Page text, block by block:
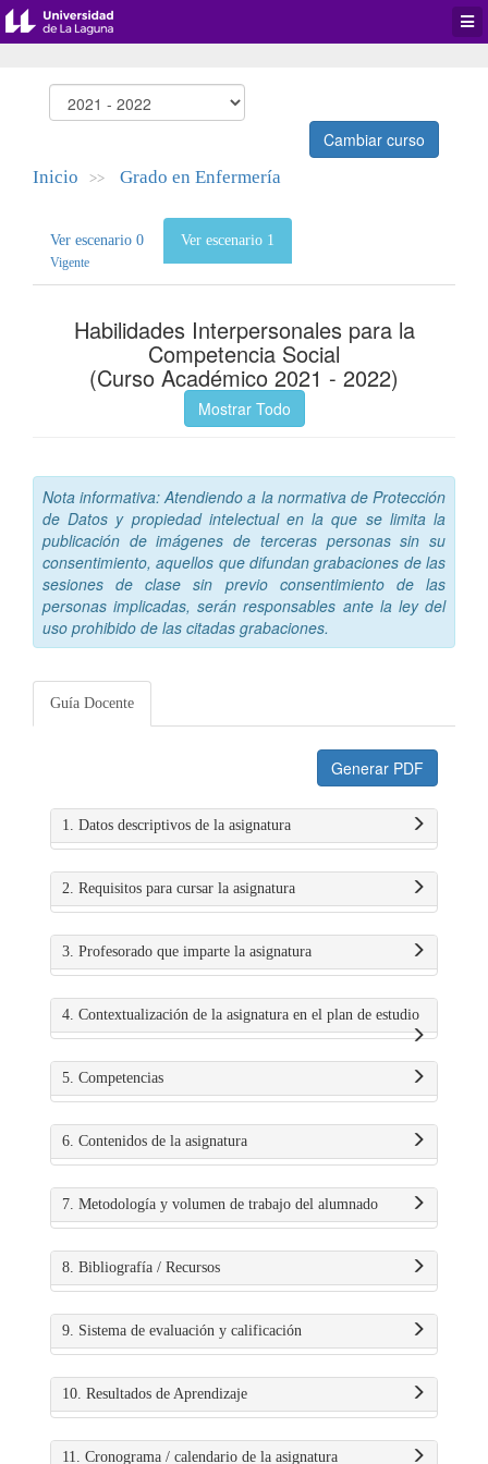
Cambiar curso
Inicio >> Grado en Enfermería
Ver escenario 0
Vigente
Ver escenario 1
Habilidades Interpersonales para la
Competencia Social
(Curso Académico 2021 - 2022)
Mostrar Todo
Nota informativa: Atendiendo a la normativa de Protección
de Datos y propiedad intelectual en la que se limita la
publicación de imágenes de terceras personas sin su
consentimiento, aquellos que difundan grabaciones de las
sesiones de clase sin previo consentimiento de las
personas implicadas, serán responsables ante la ley del
uso prohibido de las citadas grabaciones.
Guía Docente
Generar PDF
1. Datos descriptivos de la asignatura
2. Requisitos para cursar la asignatura
3. Profesorado que imparte la asignatura
4. Contextualización de la asignatura en el plan de estudio
5. Competencias
6. Contenidos de la asignatura
7. Metodología y volumen de trabajo del alumnado
8. Bibliografía / Recursos
9. Sistema de evaluación y calificación
10. Resultados de Aprendizaje
11. Cronograma / calendario de la asignatura